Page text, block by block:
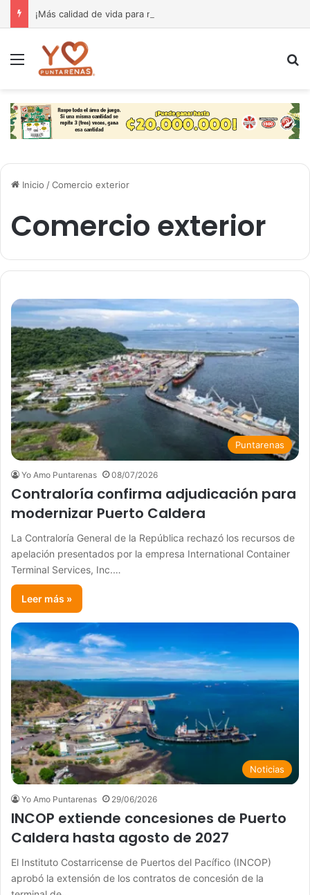
Menú
Inicio /Comercio exterior
Comercio exterior
Puntarenas
Yo Amo Puntarenas 08/07/2026
Contraloría confirma adjudicación para
modernizar Puerto Caldera
La Contraloría General de la República rechazó los recursos de
apelación presentados por la empresa International Container
Terminal Services, Inc.…
Leer más »
Noticias
Yo Amo Puntarenas 29/06/2026
INCOP extiende concesiones de Puerto
Caldera hasta agosto de 2027
El Instituto Costarricense de Puertos del Pacífico (INCOP)
aprobó la extensión de los contratos de concesión de la